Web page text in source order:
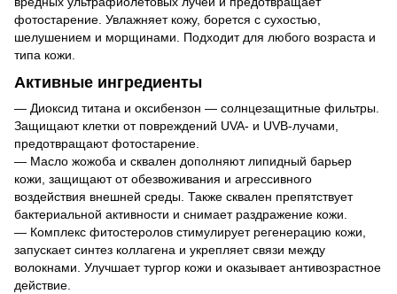
фотостарение. Увлажняет кожу, борется с сухостью,
шелушением и морщинами. Подходит для любого возраста и
типа кожи.
Активные ингредиенты
— Диоксид титана и оксибензон — солнцезащитные фильтры.
Защищают клетки от повреждений UVA- и UVB-лучами,
предотвращают фотостарение.
— Масло жожоба и сквален дополняют липидный барьер
кожи, защищают от обезвоживания и агрессивного
воздействия внешней среды. Также сквален препятствует
бактериальной активности и снимает раздражение кожи.
— Комплекс фитостеролов стимулирует регенерацию кожи,
запускает синтез коллагена и укрепляет связи между
волокнами. Улучшает тургор кожи и оказывает антивозрастное
действие.